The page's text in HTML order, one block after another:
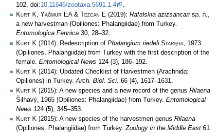
102, doi:10.11646/zootaxa.5691.1.4
.
Kurt K, Yağmur EA & Tezcan E (2019): Rafalskia azizsancari sp. n.,
a new harvestman (Opiliones: Phalangiidae) from Turkey.
Entomologica Fennica 30, 28–32.
Kurt K (2014): Redescription of Phalangium riedeli Staręga , 1973
(Opiliones, Phalangiidae) from Turkey with the first description of the
female. Entomological News 124 (3), 186–192.
Kurt K (2014): Updated Checklist of Harvestmen (Arachnida:
Opiliones) in Turkey.Arch. Biol. Sci. 66 (4), 1617–1631.
Kurt K (2015): A new species and a new record of the genus Rilaena
Šilhavý, 1965 (Opiliones: Phalangiidae) from Turkey. Entomological
News 124 (5), 345–353.
Kurt K (2015): A new species of the harvestmen genus Rilaena
(Opiliones: Phalangiidae) from Turkey.Zoology in the Middle East 61